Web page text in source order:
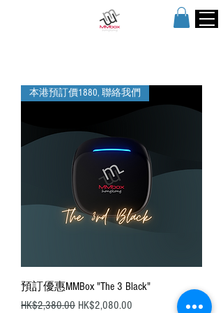
本港預訂價1880, 聯絡我們
預訂優惠MMBox "The 3 Black"
一般價格
HK$2,380.00 促銷價格
HK$2,080.00